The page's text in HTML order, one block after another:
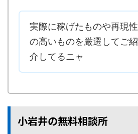
実際に稼げたものや再現性
の高いものを厳選してご紹
介してるニャ
小岩井の無料相談所